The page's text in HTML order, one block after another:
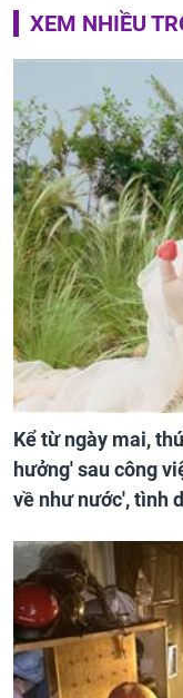
XEM NHIỀU
Kể từ ngày mai,
hưởng' sau công
về như nước', tình